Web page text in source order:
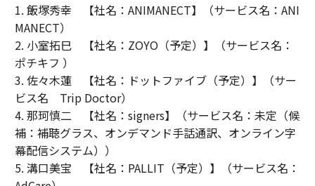
1. 飯塚秀幸 【社名：ANIMANECT】（サービス名：ANI
MANECT）
2. 小室拓巳 【社名：ZOYO（予定）】（サービス名：
ポチキフ ）
3. 佐々木蓮 【社名：ドットファイブ（予定）】（サー
ビス名 Trip Doctor）
4. 那珂慎二 【社名：signers】（サービス名：未定（候
補：補聴グラス、オンデマンド手話通訳、オンライン字
幕配信システム））
5. 溝口美宝 【社名：PALLIT（予定）】（サービス名：